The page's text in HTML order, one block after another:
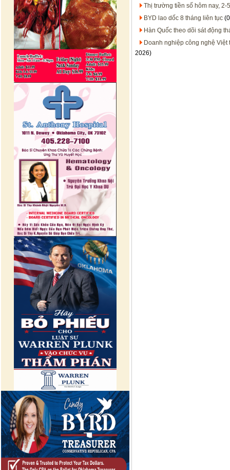
Thị trường tiền số hôm nay,
BYD lao dốc 8 tháng liên tục
Hàn Quốc theo dõi sát động
Doanh nghiệp công nghệ
2026)